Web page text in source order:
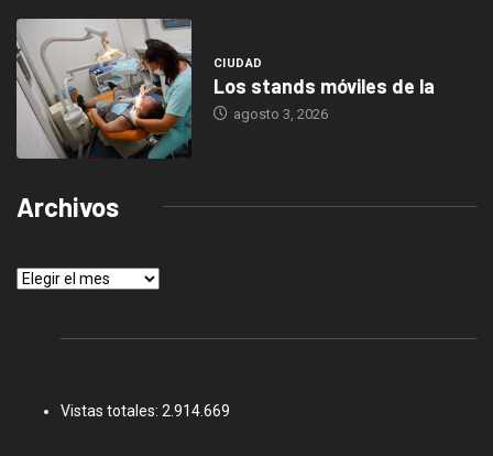
CIUDAD
Los stands móviles de la
agosto 3, 2026
Archivos
Archivos
Vistas totales: 2.914.669